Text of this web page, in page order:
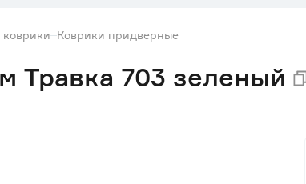
Коврики придверные
Травка 703 зеленый